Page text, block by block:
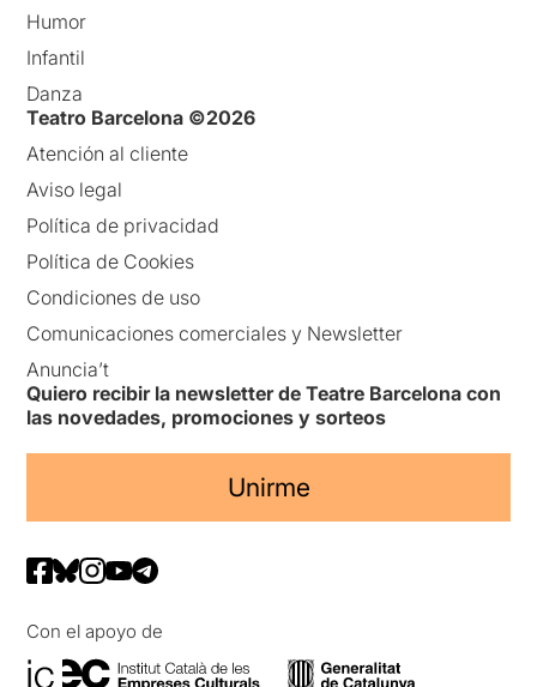
Humor
Infantil
Danza
Teatro Barcelona ©2026
Atención al cliente
Aviso legal
Política de privacidad
Política de Cookies
Condiciones de uso
Comunicaciones comerciales y Newsletter
Anuncia’t
Quiero recibir la newsletter de Teatre Barcelona con
las novedades, promociones y sorteos
Unirme
Con el apoyo de